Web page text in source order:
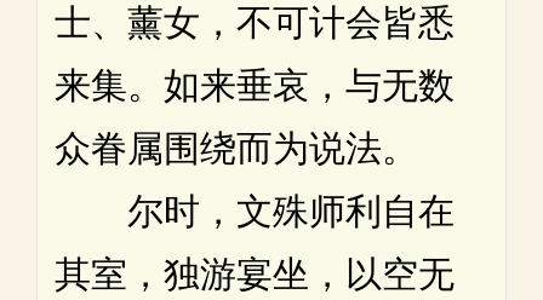
士、薰女，不可计会皆悉
来集。如来垂哀，与无数
众眷属围绕而为说法。
尔时，文殊师利自在
其室，独游宴坐，以空无